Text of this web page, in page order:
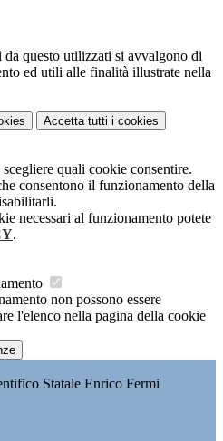
questo utilizzati si avvalgono di
ed utili alle finalità illustrate nella
Accetta tutti i cookies
quali cookie consentire.
consentono il funzionamento della
necessari al funzionamento potete
.
non possono essere
l'elenco nella pagina della cookie
Statale Enrico Fermi